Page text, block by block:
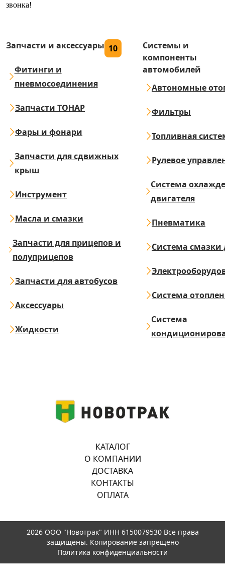
звонка!
Запчасти и аксессуары 10
Фитинги и
пневмосоединения
Запчасти ТОНАР
Фары и фонари
Запчасти для сдвижных
крыш
Инструмент
Масла и смазки
Запчасти для прицепов и
полуприцепов
Запчасти для автобусов
Аксессуары
Жидкости
Системы и
компоненты
автомобилей
Автономные
Фильтры
Топливная
Рулевое
Система
двигателя
Пневматика
Система смазки
Система
Система
КАТАЛОГ
О КОМПАНИИ
ДОСТАВКА
КОНТАКТЫ
ОПЛАТА
2026 ООО "Новотрак" ИНН 6150079530 Все права
защищены. Копирование запрещено
Политика конфиденциальности